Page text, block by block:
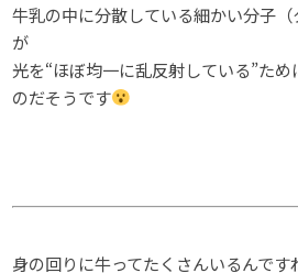
牛乳の中に分散している細かい分子（
が
光を“ほぼ均一に乱反射している”ため
のだそうです
身の回りに牛ってたくさんいるんです